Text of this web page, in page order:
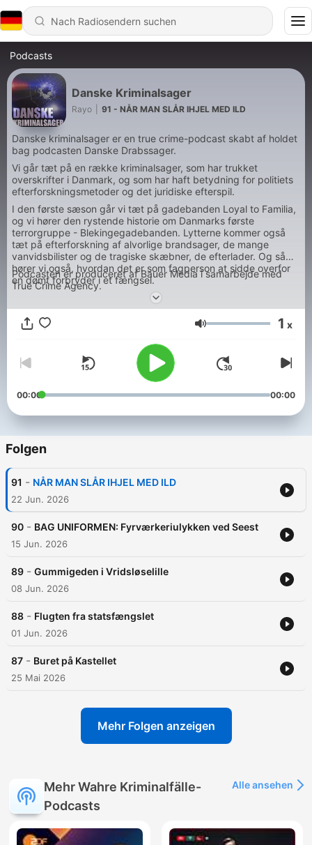
Podcasts
Danske Kriminalsager
Rayo 91 - NÅR MAN SLÅR IHJEL MED ILD
Danske kriminalsager er en true crime-podcast skabt af holdet
bag podcasten Danske Drabssager.
Vi går tæt på en række kriminalsager, som har trukket
overskrifter i Danmark, og som har haft betydning for politiets
efterforskningsmetoder og det juridiske efterspil.
I den første sæson går vi tæt på gadebanden Loyal to Familia,
og vi hører den rystende historie om Danmarks første
terrorgruppe - Blekingegadebanden. Lytterne kommer også
tæt på efterforskning af alvorlige brandsager, de mange
vanvidsbilister og de tragiske skæbner, de efterlader. Og så
hører vi også, hvordan det er som fagperson at sidde overfor
en dømt forbryder i et fængsel.
Podcasten er produceret af Bauer Media i samarbejde med
True Crime Agency.
Lautstärke 1 x
00:00 00:00
Folgen
91 - NÅR MAN SLÅR IHJEL MED ILD
22 Jun. 2026
90 - BAG UNIFORMEN: Fyrværkeriulykken ved Seest
15 Jun. 2026
89 - Gummigeden i Vridsløselille
08 Jun. 2026
88 - Flugten fra statsfængslet
01 Jun. 2026
87 - Buret på Kastellet
25 Mai 2026
Mehr Folgen anzeigen
Mehr Wahre Kriminalfälle-
Podcasts
Alle ansehen